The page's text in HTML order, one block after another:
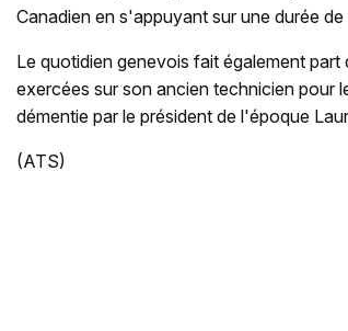
Canadien en s'appuyant sur une durée
Le quotidien genevois fait également
exercées sur son ancien technicien pour
démentie par le président de l'époque
(ATS)